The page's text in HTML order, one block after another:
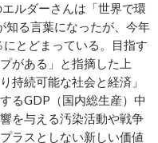
ルダーさんは「世界で環
知る言葉になったが、今年
とどまっている。目指す
がある」と指摘した上
持続可能な社会と経済」
るGDP（国内総生産）中
を与える汚染活動や戦争
ラスとしない新しい価値